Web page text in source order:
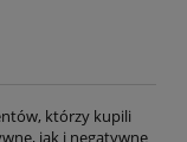
którzy kupili
jak i negatywne